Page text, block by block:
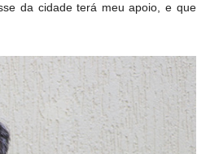
da cidade terá meu apoio, e que